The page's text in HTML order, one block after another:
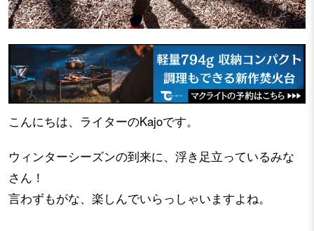
こんにちは、ライターのKajoです。
ウィンターシーズンの到来に、浮き足立っているみな
さん！
言わずもがな、楽しんでいらっしゃいますよね。